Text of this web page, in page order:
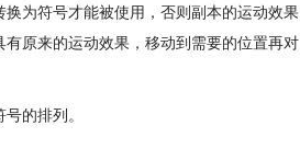
为符号才能被使用，否则副本的运动效果
原来的运动效果，移动到需要的位置再对
的排列。